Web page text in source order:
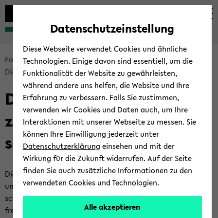
Automatische
vermeiden
zum
wechseln
zum
wechseln
zum
wechseln
Bread­
crumb
sprin­
gen
und
Haupt­
nü
wech­
seln
For­schen und Pu­bli­zie­ren
For­schungs­da­ten
Diens­te und Werk­zeu­ge
Diens­te und Werk­zeu­ge
zum Ma­nage­ment von For­
schungs­da­ten
Die Uni­ver­si­tät Bie­le­feld stellt ihren An­ge­hö­ri­gen Diens­te
und Werk­zeu­ge zur Ver­fü­gung, die sie im Um­gang mit For­
schungs­da­ten un­ter­stüt­zen. Diese Tools kön­nen Sie kos­ten­
frei nut­zen. Sie be­nö­ti­gen dazu le­dig­lich Ihr BITS-​Login. Bei
Datenschutzeinstellung
Diese Webseite verwendet Cookies und ähnliche
Technologien. Einige davon sind essentiell, um die
Funktionalität der Website zu gewährleisten,
während andere uns helfen, die Website und Ihre
Erfahrung zu verbessern. Falls Sie zustimmen,
verwenden wir Cookies und Daten auch, um Ihre
Interaktionen mit unserer Webseite zu messen. Sie
können Ihre Einwilligung jederzeit unter
Datenschutzerklärung einsehen und mit der
Wirkung für die Zukunft widerrufen. Auf der Seite
finden Sie auch zusätzliche Informationen zu den
verwendeten Cookies und Technologien.
Alle akzeptieren